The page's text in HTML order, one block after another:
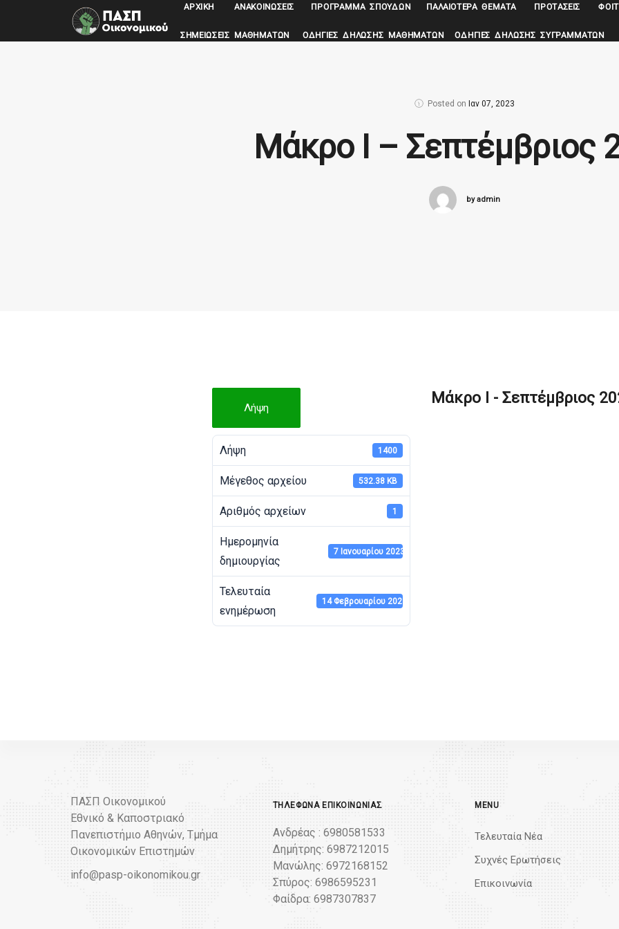
ΑΡΧΙΚΉ ΑΝΑΚΟΙΝΏΣΕΙΣ ΠΡΌΓΡΑΜΜΑ ΣΠΟΥΔΏΝ ΠΑΛΑΙΌΤΕΡΑ ΘΈΜΑΤΑ ΠΡΟΤΆΣΕΙΣ
ΣΗΜΕΙΏΣΕΙΣ ΜΑΘΗΜΆΤΩΝ ΟΔΗΓΊΕΣ ΔΉΛΩΣΗΣ ΜΑΘΗΜΆΤΩΝ ΟΔΗΓΊΕΣ ΔΉΛΩΣΗΣ ΣΥΓΡΑΜΜΆΤΩΝ
Posted on Ιαν 07, 2023
Μάκρο Ι – Σεπτέμβριος
by admin
Λήψη
Λήψη 1400
Μέγεθος αρχείου 532.38 KB
Αριθμός αρχείων 1
Ημερομηνία
δημιουργίας
7 Ιανουαρίου 2023
Τελευταία
ενημέρωση
14 Φεβρουαρίου 2023
Μάκρο Ι - Σεπτέμβριος
ΠΑΣΠ Οικονομικού
Εθνικό & Καποστριακό
Πανεπιστήμιο Αθηνών, Τμήμα
Οικονομικών Επιστημών
info@pasp-oikonomikou.gr
ΤΗΛΈΦΩΝΑ ΕΠΙΚΟΙΝΩΝΊΑΣ
Ανδρέας : 6980581533
Δημήτρης: 6987212015
Μανώλης: 6972168152
Σπύρος: 6986595231
Φαίδρα: 6987307837
MENU
Τελευταία Νέα
Συχνές Ερωτήσεις
Επικοινωνία